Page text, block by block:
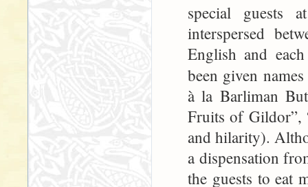
special
interspersed
English and
been given
à la Barliman
Fruits of Gildor”,
and hilarity).
a dispensation
the guests to eat